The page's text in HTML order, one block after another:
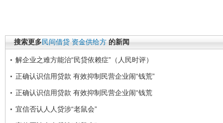
搜索更多民间借贷 资金供给方 的新闻
解企业之难方能治“民贷依赖症”（人民时评）
正确认识信用贷款 有效抑制民营企业闹“钱荒”
正确认识信用贷款 有效抑制民营企业闹“钱荒
宜信否认人人贷涉“老鼠会”